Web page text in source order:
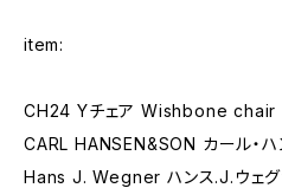
item:
CH24 Yチェア Wishbone chair
CARL HANSEN&SON カール・ハ
Hans J. Wegner ハンス.J.ウェグ